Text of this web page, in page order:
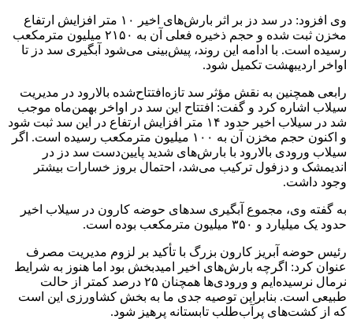
وی افزود: در سد دز بر اثر بارش‌های اخیر ۱۰ متر افزایش ارتفاع
مخزن ثبت شده و حجم ذخیره فعلی آن به ۲۱۵۰ میلیون مترمکعب
رسیده است. با ادامه این روند، پیش‌بینی می‌شود آبگیری سد دز تا
اواخر اردیبهشت تکمیل شود.
رابعی همچنین به نقش مؤثر سد تازه‌افتتاح‌شده بالارود در مدیریت
سیلاب اشاره کرد و گفت: افتتاح این سد در اواخر بهمن‌ماه موجب
شد در سیلاب اخیر حدود ۱۴ متر افزایش ارتفاع در این سد ثبت شود
و اکنون حجم مخزن آن به ۱۰۰ میلیون مترمکعب رسیده است. اگر
سیلاب ورودی بالارود با بارش‌های شدید پایین‌دست سد دز در
اندیمشک و دزفول ترکیب می‌شد، احتمال بروز خسارات بیشتر
وجود داشت.
به گفته وی، مجموع آبگیری سدهای حوضه کارون در سیلاب اخیر
حدود یک میلیارد و ۳۵۰ میلیون مترمکعب بوده است.
رئیس حوضه آبریز کارون بزرگ با تأکید بر لزوم مدیریت مصرف
عنوان کرد: اگرچه بارش‌های اخیر امیدبخش بود اما هنوز به شرایط
نرمال نرسیده‌ایم و ورودی‌ها همچنان ۲۵ درصد کمتر از حالت
طبیعی است. بنابراین توصیه جدی ما به بخش کشاورزی این است
که از کشت‌های پرآب‌طلب تابستانه پرهیز شود.